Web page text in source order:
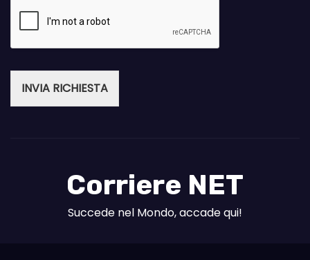
INVIA RICHIESTA
Corriere NET
Succede nel Mondo, accade qui!